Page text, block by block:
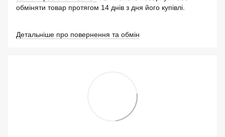
обміняти товар протягом 14 днів з дня його купівлі.
Детальніше про повернення та обмін